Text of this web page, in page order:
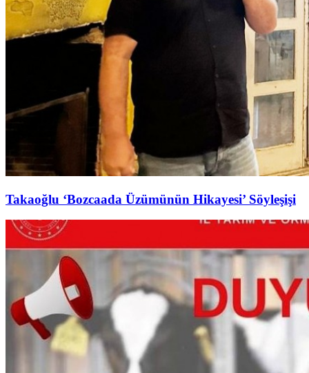
Takaoğlu ‘Bozcaada Üzümünün Hikayesi’ Söyleşişi